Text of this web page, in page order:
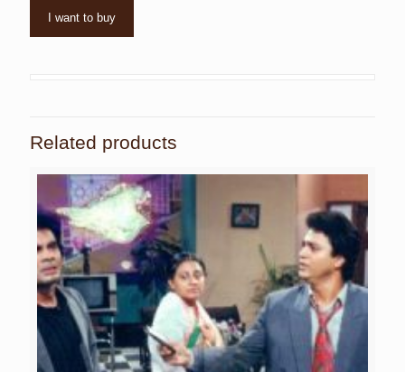
I want to buy
Related products